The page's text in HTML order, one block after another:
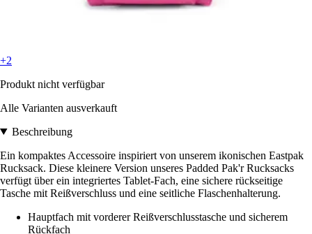
+2
Produkt nicht verfügbar
Alle Varianten ausverkauft
Beschreibung
Ein kompaktes Accessoire inspiriert von unserem ikonischen Eastpak
Rucksack. Diese kleinere Version unseres Padded Pak'r Rucksacks
verfügt über ein integriertes Tablet-Fach, eine sichere rückseitige
Tasche mit Reißverschluss und eine seitliche Flaschenhalterung.
Hauptfach mit vorderer Reißverschlusstasche und sicherem
Rückfach